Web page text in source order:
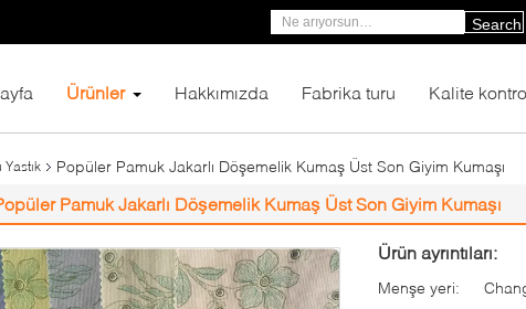
Search
Ürünler Hakkımızda Fabrika turu Kalite
Popüler Pamuk Jakarlı Döşemelik Kumaş Üst Son Giyim Kumaşı
Pamuk Jakarlı Döşemelik Kumaş Üst Son Giyim Kumaşı
Ürün ayrıntıları:
Menşe yeri: